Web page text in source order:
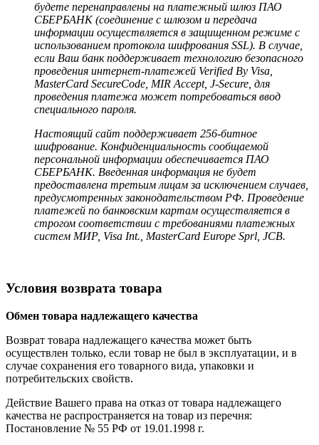
будете перенаправлены на платежный шлюз ПАО
СБЕРБАНК (соединение с шлюзом и передача
информации осуществляется в защищенном режиме с
использованием протокола шифрования SSL). В случае,
если Ваш банк поддерживает технологию безопасного
проведения интернет-платежей Verified By Visa,
MasterCard SecureCode, MIR Accept, J-Secure, для
проведения платежа может потребоваться ввод
специального пароля.
Настоящий сайт поддерживает 256-битное
шифрование. Конфиденциальность сообщаемой
персональной информации обеспечивается ПАО
СБЕРБАНК. Введенная информация не будет
предоставлена третьим лицам за исключением случаев,
предусмотренных законодательством РФ. Проведение
платежей по банковским картам осуществляется в
строгом соответствии с требованиями платежных
систем МИР, Visa Int., MasterCard Europe Sprl, JCB.
Условия возврата товара
Обмен товара надлежащего качества
Возврат товара надлежащего качества может быть
осуществлен только, если товар не был в эксплуатации, и в
случае сохранения его товарного вида, упаковки и
потребительских свойств.
Действие Вашего права на отказ от товара надлежащего
качества не распространяется на товар из перечня:
Постановление № 55 РФ от 19.01.1998 г.